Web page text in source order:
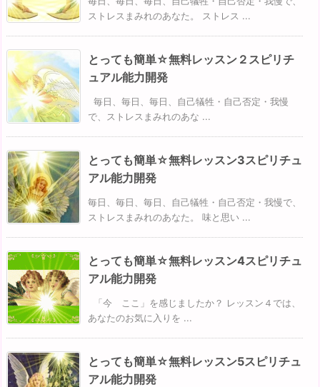
ストレスまみれのあなた。 ストレス ...
とっても簡単☆無料レッスン２スピリチ
ュアル能力開発
毎日、毎日、毎日、自己犠牲・自己否定・我慢
で、ストレスまみれのあな ...
とっても簡単☆無料レッスン3スピリチュ
アル能力開発
毎日、毎日、毎日、自己犠牲・自己否定・我慢で、
ストレスまみれのあなた。 味と思い ...
とっても簡単☆無料レッスン4スピリチュ
アル能力開発
「今 ここ」を感じましたか？ レッスン４では、
あなたのお気に入りを ...
とっても簡単☆無料レッスン5スピリチュ
アル能力開発